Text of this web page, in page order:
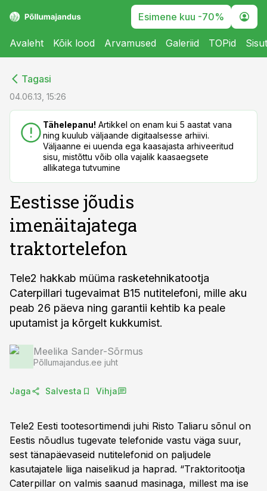
Esimene kuu -70%
Avaleht Kõik lood Arvamused Galeriid TOPid
Tagasi
04.06.13, 15:26
Tähelepanu! Artikkel on enam kui 5 aastat vana
ning kuulub väljaande digitaalsesse arhiivi.
Väljaanne ei uuenda ega kaasajasta arhiveeritud
sisu, mistõttu võib olla vajalik kaasaegsete
allikatega tutvumine
Eestisse jõudis
imenäitajatega
traktortelefon
Tele2 hakkab müüma rasketehnikatootja
Caterpillari tugevaimat B15 nutitelefoni, mille aku
peab 26 päeva ning garantii kehtib ka peale
uputamist ja kõrgelt kukkumist.
Meelika Sander-Sõrmus
Põllumajandus.ee juht
Jaga Salvesta Vihja
Tele2 Eesti tootesortimendi juhi Risto Taliaru sõnul on
Eestis nõudlus tugevate telefonide vastu väga suur,
sest tänapäevaseid nutitelefonid on paljudele
kasutajatele liiga naiselikud ja haprad. “Traktoritootja
Caterpillar on valmis saanud masinaga, millest ma ise